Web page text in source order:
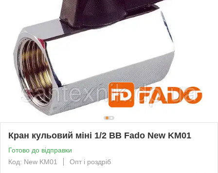
Кран кульовий міні 1/2 ВВ Fado New KM01
Готово до відправки
Код: New KM01
Опт і роздріб